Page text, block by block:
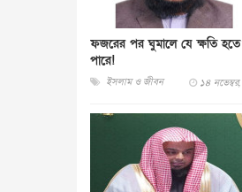
ফজরের পর ঘুমালে যে ক্ষতি হতে
পারে!
ইসলাম ও জীবন ১৪